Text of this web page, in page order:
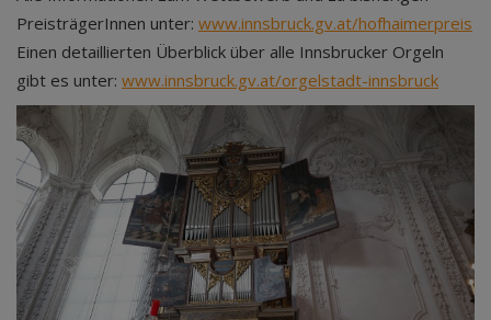
PreisträgerInnen unter: www.innsbruck.gv.at/hofhaimerpreis
Einen detaillierten Überblick über alle Innsbrucker Orgeln
gibt es unter: www.innsbruck.gv.at/orgelstadt-innsbruck